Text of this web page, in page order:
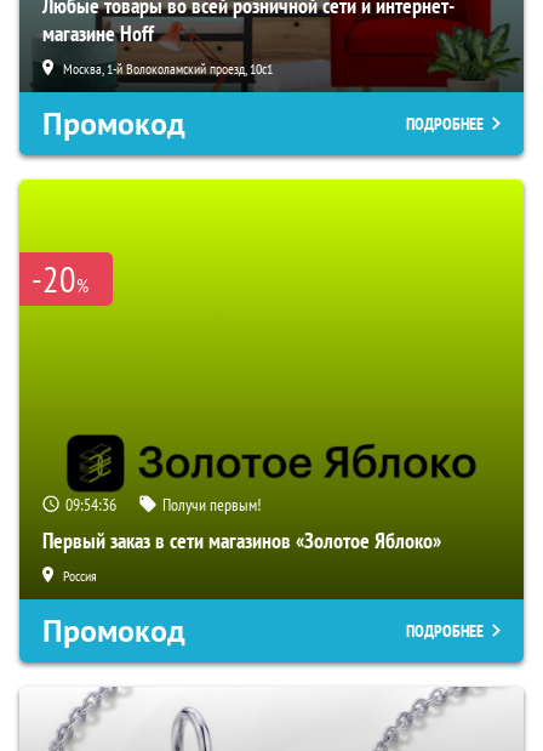
магазине Hoff
Москва, 1-й Волоколамский проезд, 10с1
Промокод ПОДРОБНЕЕ
-20%
09:54:35 Получи первым!
Первый заказ в сети магазинов «Золотое Яблоко»
Россия
Промокод ПОДРОБНЕЕ